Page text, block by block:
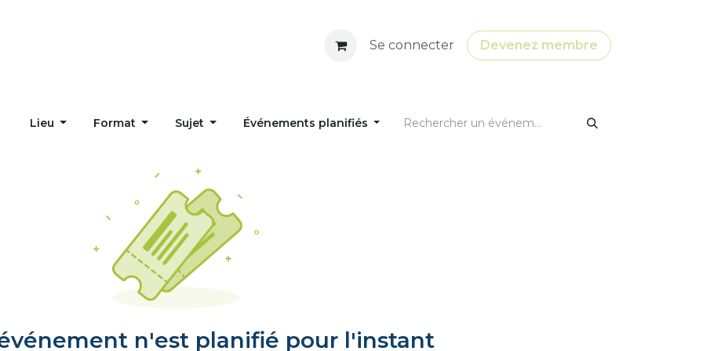
Se connecter Devenez membre
Lieu Format Sujet Événements planifiés
n'est planifié pour l'instant